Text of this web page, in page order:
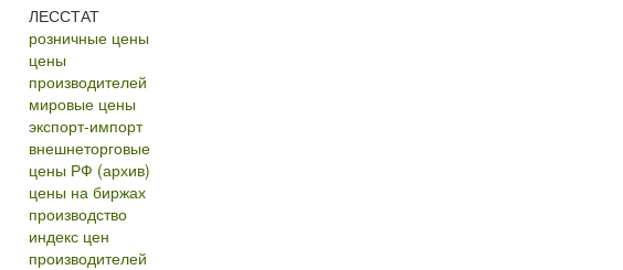
ЛЕССТАТ
розничные цены
цены
производителей
мировые цены
экспорт-импорт
внешнеторговые
цены РФ (архив)
цены на биржах
производство
индекс цен
производителей